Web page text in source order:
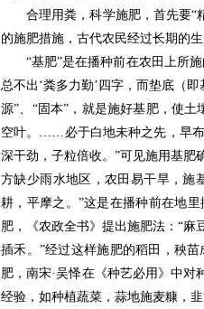
合理用粪，科学施肥，首先要“
的施肥措施，古代农民经过长期的
“基肥”是在播种前在农田上所
总不出‘粪多力勤’四字，而垫底（
源”、“固本”，就是施好基肥，使
空叶。……必于白地未种之先，早
深干劲，子粒倍收。”可见施用基
方缺少雨水地区，农田易干旱，施
耕，平摩之。”这是在播种前在地
肥，《农政全书》提出施肥法：“
插禾。”经过这样施肥的稻田，秧
肥，南宋·吴怿在《种艺必用》中
经验，如种植蔬菜，蒜地施麦糠，